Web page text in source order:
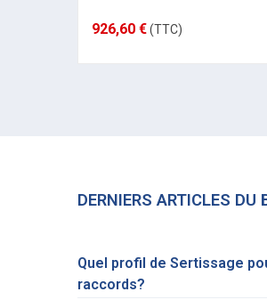
926,60 €(TTC)
DERNIERS ARTICLES DU
Quel profil de Sertissage
raccords?